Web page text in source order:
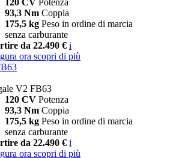
120 CV Potenza
93,3 Nm Coppia
175,5 kg Peso in ordine di marcia
senza carburante
da 22.490 € i
ora scopri di più
V2 FB63
120 CV Potenza
93,3 Nm Coppia
175,5 kg Peso in ordine di marcia
senza carburante
da 22.490 € i
ora scopri di più